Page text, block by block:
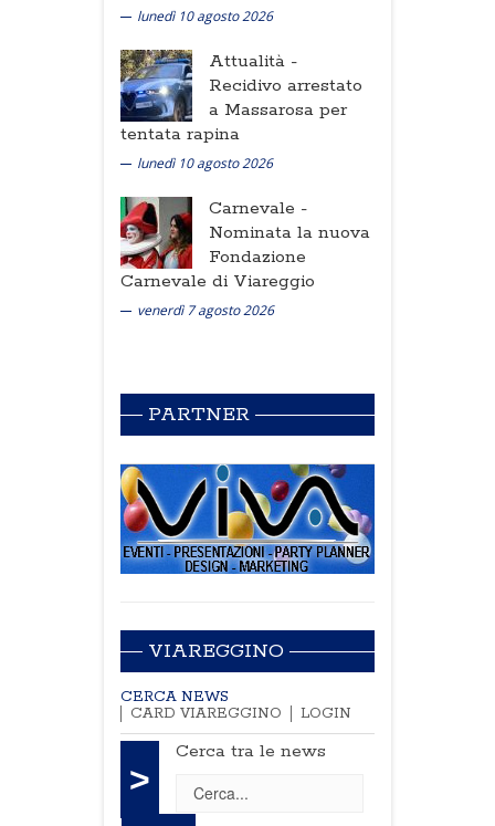
lunedì 10 agosto 2026
Attualità -
Recidivo arrestato
a Massarosa per
tentata rapina
lunedì 10 agosto 2026
Carnevale -
Nominata la nuova
Fondazione
Carnevale di Viareggio
venerdì 7 agosto 2026
PARTNER
VIAREGGINO
CERCA NEWS
CARD VIAREGGINO
LOGIN
>
Cerca tra le news